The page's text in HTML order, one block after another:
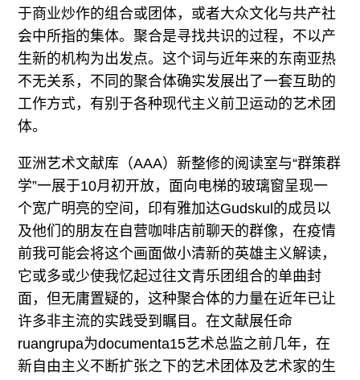
关注我们
于商业炒作的组合或团体，或者大众文化与共产社
会中所指的集体。聚合是寻找共识的过程，不以产
生新的机构为出发点。这个词与近年来的东南亚热
不无关系，不同的聚合体确实发展出了一套互助的
工作方式，有别于各种现代主义前卫运动的艺术团
体。
亚洲艺术文献库（AAA）新整修的阅读室与“群策群
学”一展于10月初开放，面向电梯的玻璃窗呈现一
个宽广明亮的空间，印有雅加达Gudskul的成员以
及他们的朋友在自营咖啡店前聊天的群像，在疫情
前我可能会将这个画面做小清新的英雄主义解读，
它或多或少使我忆起过往文青乐团组合的单曲封
面，但无庸置疑的，这种聚合体的力量在近年已让
许多非主流的实践受到瞩目。在文献展任命
ruangrupa为documenta15艺术总监之前几年，在
新自由主义不断扩张之下的艺术团体及艺术家的生